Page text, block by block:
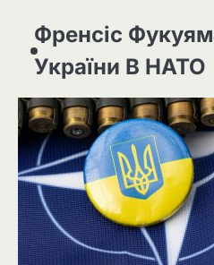
Френсіс
України В НАТО